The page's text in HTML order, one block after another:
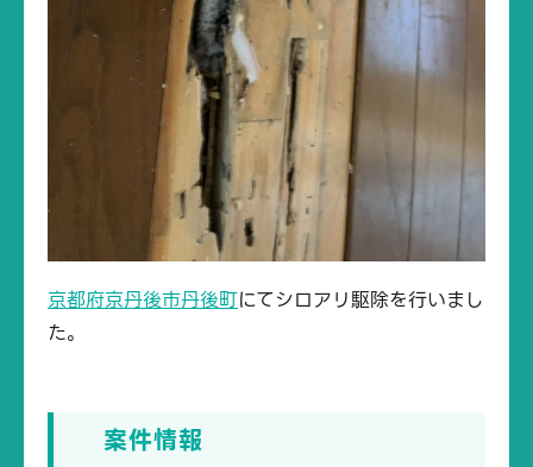
京都府京丹後市丹後町にてシロアリ駆除を行いまし
た。
案件情報